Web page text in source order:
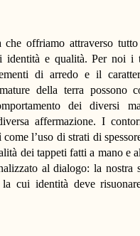
che offriamo attraverso
identità e qualità. Per noi i
di arredo e il
della terra possono
dei diversi
affermazione. I
l’uso di strati di
dei tappeti fatti a mano e
al dialogo: la nostra
cui identità deve